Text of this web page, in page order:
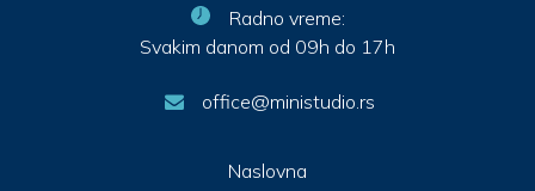
Naslovna
Radno vreme:
Svakim danom od 09h do 17h
office@ministudio.rs